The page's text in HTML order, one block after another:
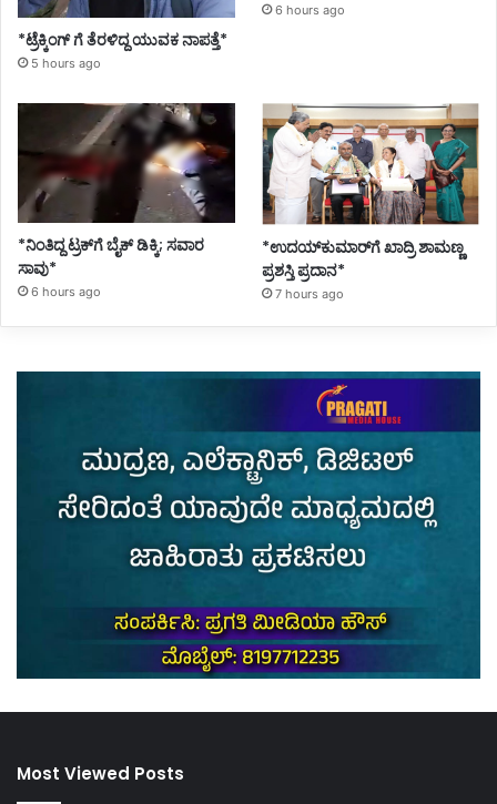
*ಟ್ರೆಕ್ಕಿಂಗ್ ಗೆ ತೆರಳಿದ್ದ ಯುವಕ ನಾಪತ್ತೆ*
5 hours ago
6 hours ago
*ನಿಂತಿದ್ದ ಟ್ರಕ್‌ಗೆ ಬೈಕ್ ಡಿಕ್ಕಿ; ಸವಾರ
ಸಾವು*
6 hours ago
*ಉದಯ್‌ಕುಮಾರ್‌ಗೆ ಖಾದ್ರಿ ಶಾಮಣ್ಣ
ಪ್ರಶಸ್ತಿ ಪ್ರದಾನ*
7 hours ago
Most Viewed Posts